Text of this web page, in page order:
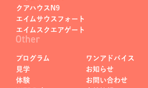
クアハウスN9
エイムサウスフォート
エイムスクエアゲート
プログラム
見学
体験
ワンアドバイス
お知らせ
お問い合わせ